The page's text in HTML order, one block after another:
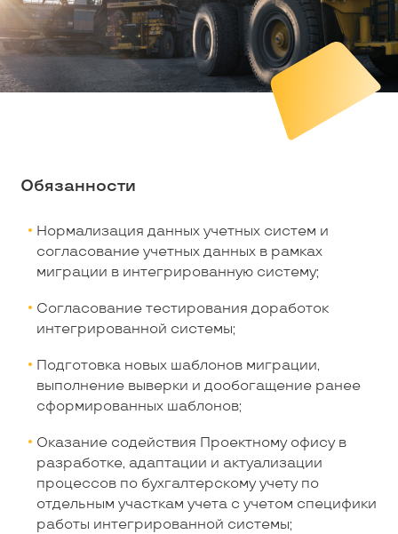
Обязанности
Нормализация данных учетных систем и
согласование учетных данных в рамках
миграции в интегрированную систему;
Согласование тестирования доработок
интегрированной системы;
Подготовка новых шаблонов миграции,
выполнение выверки и дообогащение ранее
сформированных шаблонов;
Оказание содействия Проектному офису в
разработке, адаптации и актуализации
процессов по бухгалтерскому учету по
отдельным участкам учета с учетом специфики
работы интегрированной системы;